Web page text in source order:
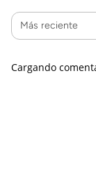
Más reciente
Cargando